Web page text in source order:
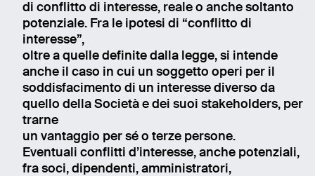
di conflitto di interesse, reale o anche soltanto
potenziale. Fra le ipotesi di “conflitto di
interesse”,
oltre a quelle definite dalla legge, si intende
anche il caso in cui un soggetto operi per il
soddisfacimento di un interesse diverso da
quello della Società e dei suoi stakeholders, per
trarne
un vantaggio per sé o terze persone.
Eventuali conflitti d’interesse, anche potenziali,
fra soci, dipendenti, amministratori,